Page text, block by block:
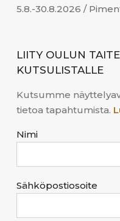
5.8.-30.8.2026 /
LIITY OULUN
KUTSULISTALLE
Kutsumme
tietoa tapahtumista.
Nimi
Sähköpostiosoite